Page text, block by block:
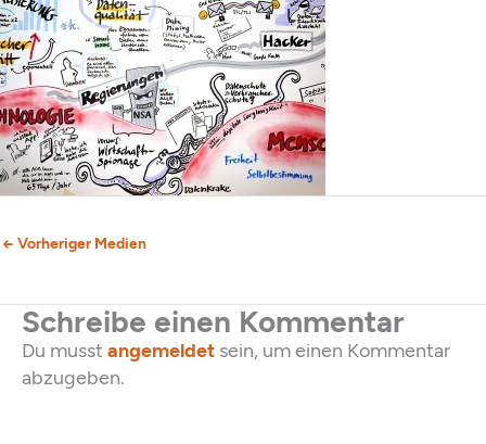
← Vorheriger Medien
Schreibe einen Kommentar
Du musst angemeldet sein, um einen Kommentar
abzugeben.